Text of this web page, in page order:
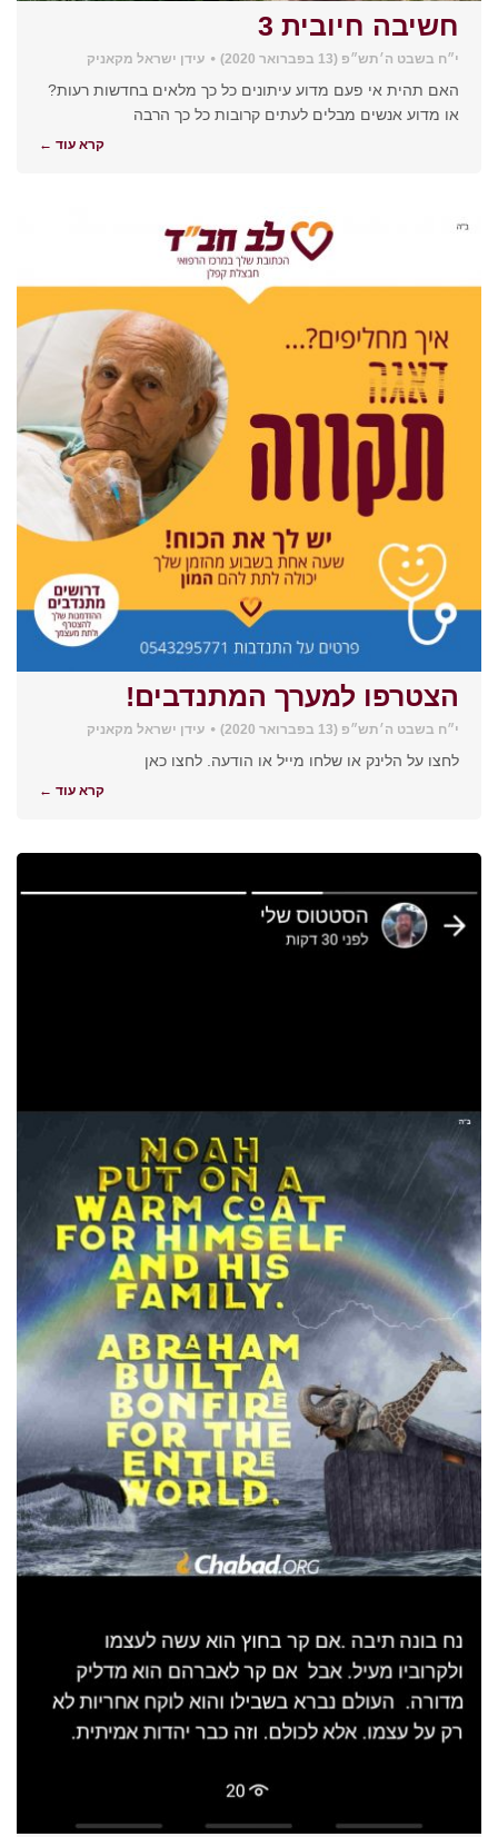
חשיבה חיובית 3
י״ח בשבט ה׳תש״פ (13 בפברואר 2020) עידן ישראל מקאניק
האם תהית אי פעם מדוע עיתונים כל כך מלאים בחדשות רעות?
או מדוע אנשים מבלים לעתים קרובות כל כך הרבה
קרא עוד ←
הצטרפו למערך המתנדבים!
י״ח בשבט ה׳תש״פ (13 בפברואר 2020) עידן ישראל מקאניק
לחצו על הלינק או שלחו מייל או הודעה. לחצו כאן
קרא עוד ←